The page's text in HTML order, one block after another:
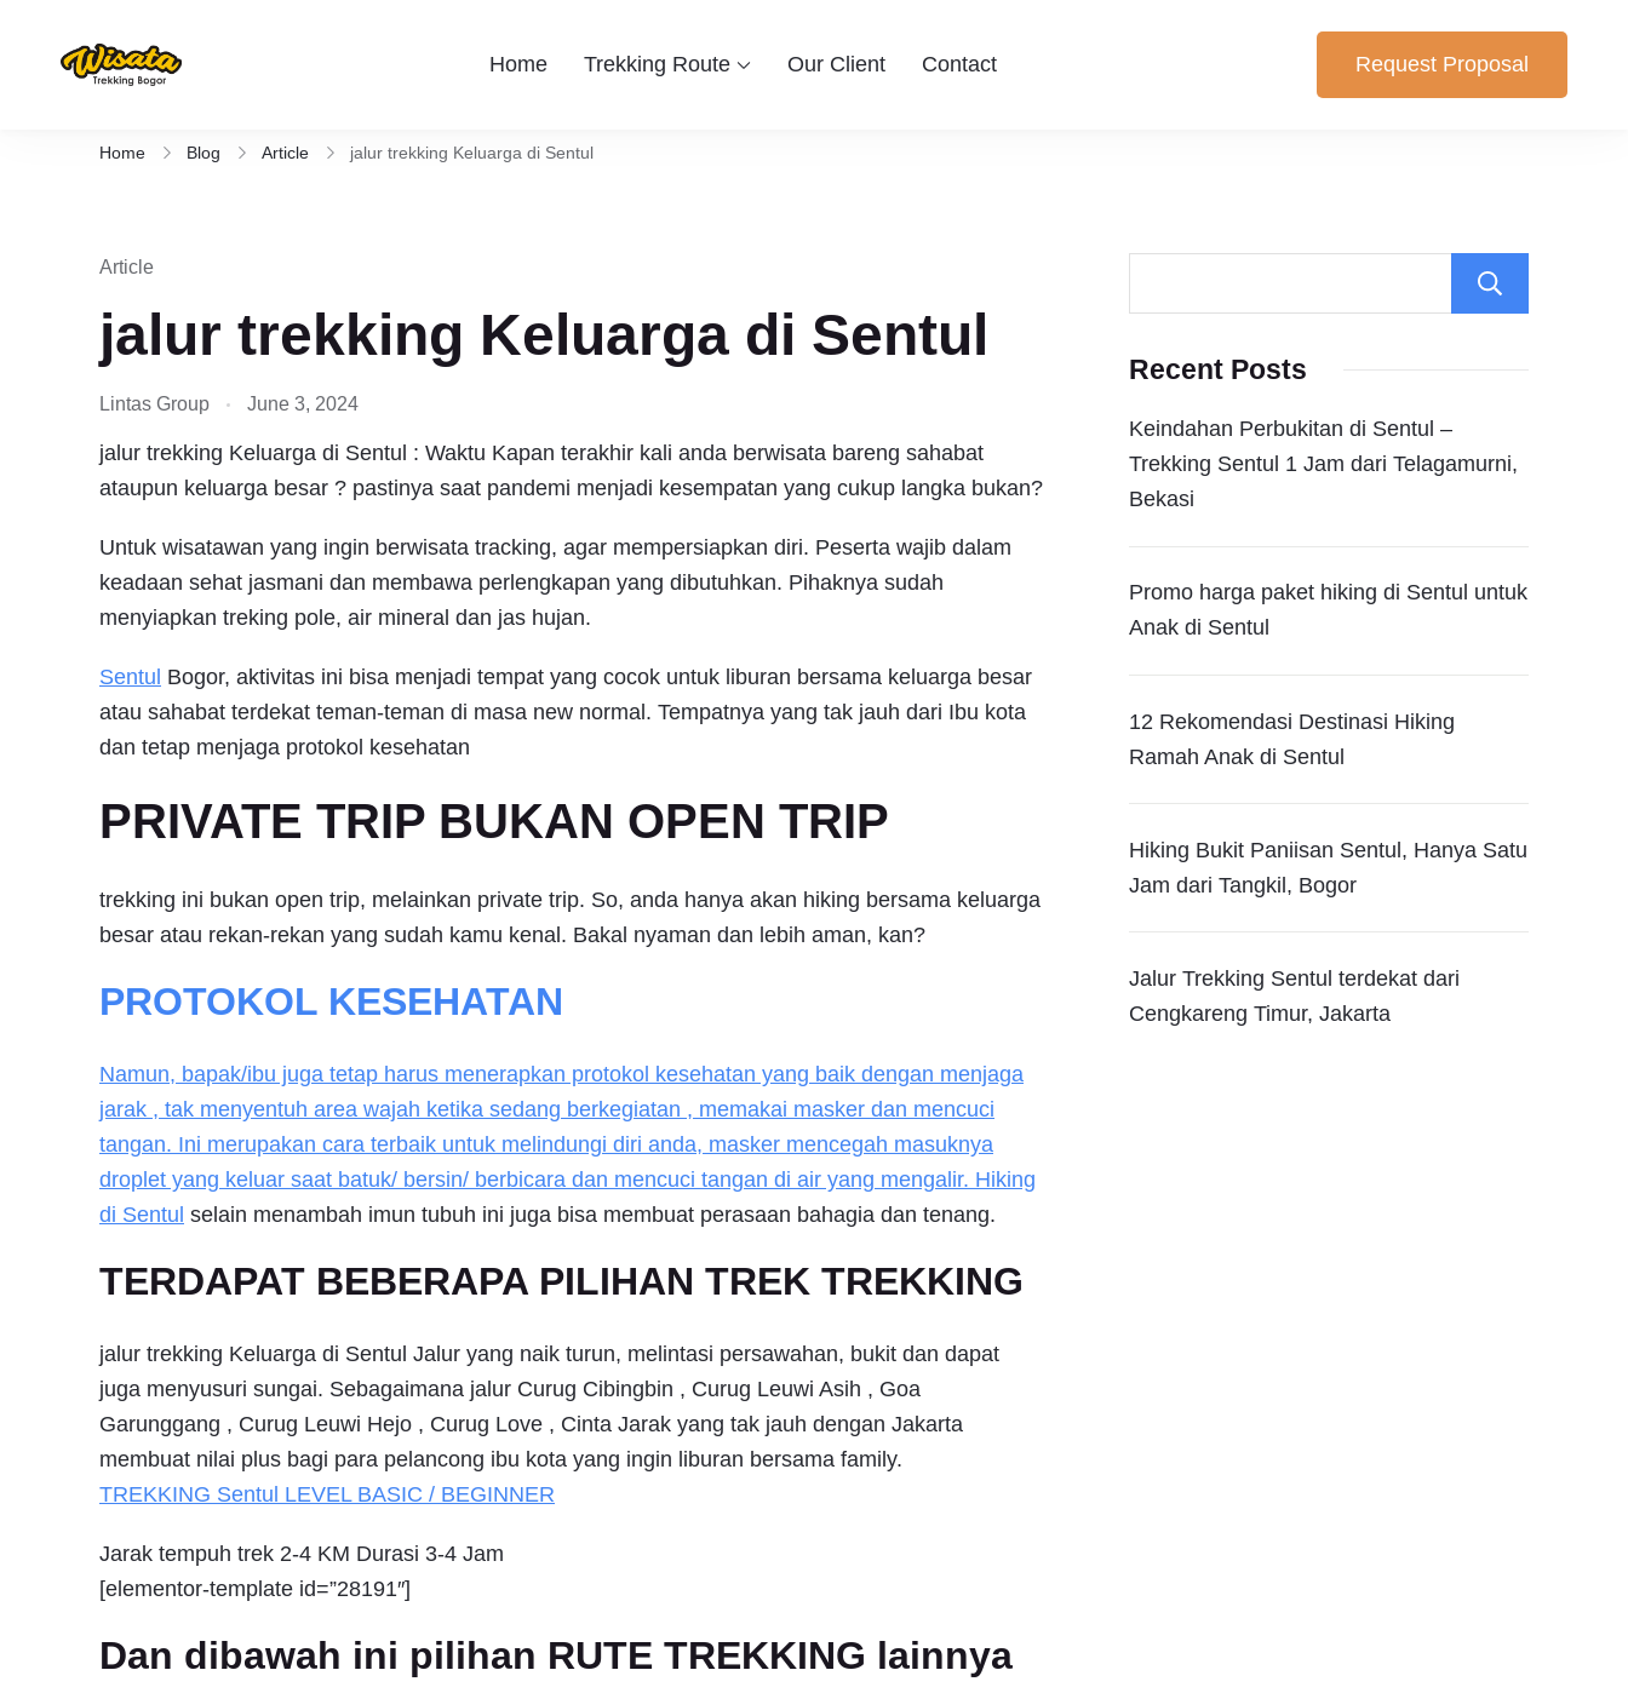
Aktivitas outdoor Bogor untuk anda yang ingin berwisata ke Bogor Sentul, Hiking dan Trekking Sentul pilihan yang cocok untuk anda. Berikut Pilihan Harga Paket ,
Home Trekking Route Our Client Contact Request Proposal
Home Blog Article jalur trekking Keluarga di Sentul
Article
jalur trekking Keluarga di Sentul
Lintas Group June 3, 2024
jalur trekking Keluarga di Sentul : Waktu Kapan terakhir kali anda berwisata bareng sahabat
ataupun keluarga besar ? pastinya saat pandemi menjadi kesempatan yang cukup langka bukan?
Untuk wisatawan yang ingin berwisata tracking, agar mempersiapkan diri. Peserta wajib dalam
keadaan sehat jasmani dan membawa perlengkapan yang dibutuhkan. Pihaknya sudah
menyiapkan treking pole, air mineral dan jas hujan.
Sentul Bogor, aktivitas ini bisa menjadi tempat yang cocok untuk liburan bersama keluarga besar
atau sahabat terdekat teman-teman di masa new normal. Tempatnya yang tak jauh dari Ibu kota
dan tetap menjaga protokol kesehatan
PRIVATE TRIP BUKAN OPEN TRIP
trekking ini bukan open trip, melainkan private trip. So, anda hanya akan hiking bersama keluarga
besar atau rekan-rekan yang sudah kamu kenal. Bakal nyaman dan lebih aman, kan?
PROTOKOL KESEHATAN
Namun, bapak/ibu juga tetap harus menerapkan protokol kesehatan yang baik dengan menjaga
jarak , tak menyentuh area wajah ketika sedang berkegiatan , memakai masker dan mencuci
tangan. Ini merupakan cara terbaik untuk melindungi diri anda, masker mencegah masuknya
droplet yang keluar saat batuk/ bersin/ berbicara dan mencuci tangan di air yang mengalir. Hiking
di Sentul selain menambah imun tubuh ini juga bisa membuat perasaan bahagia dan tenang.
TERDAPAT BEBERAPA PILIHAN TREK TREKKING
jalur trekking Keluarga di Sentul Jalur yang naik turun, melintasi persawahan, bukit dan dapat
juga menyusuri sungai. Sebagaimana jalur Curug Cibingbin , Curug Leuwi Asih , Goa
Garunggang , Curug Leuwi Hejo , Curug Love , Cinta Jarak yang tak jauh dengan Jakarta
membuat nilai plus bagi para pelancong ibu kota yang ingin liburan bersama family.
TREKKING Sentul LEVEL BASIC / BEGINNER
Jarak tempuh trek 2-4 KM Durasi 3-4 Jam
[elementor-template id=”28191″]
Dan dibawah ini pilihan RUTE TREKKING lainnya
Recent Posts
Keindahan Perbukitan di Sentul –
Trekking Sentul 1 Jam dari Telagamurni,
Bekasi
Promo harga paket hiking di Sentul untuk
Anak di Sentul
12 Rekomendasi Destinasi Hiking
Ramah Anak di Sentul
Hiking Bukit Paniisan Sentul, Hanya Satu
Jam dari Tangkil, Bogor
Jalur Trekking Sentul terdekat dari
Cengkareng Timur, Jakarta